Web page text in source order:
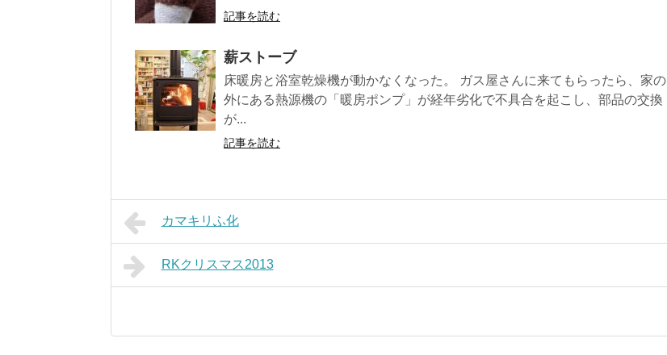
記事を読む
薪ストーブ
床暖房と浴室乾燥機が動かなくなった。 ガス屋さんに来てもらったら、家の
外にある熱源機の「暖房ポンプ」が経年劣化で不具合を起こし、部品の交換
が...
記事を読む
カマキリふ化
RKクリスマス2013